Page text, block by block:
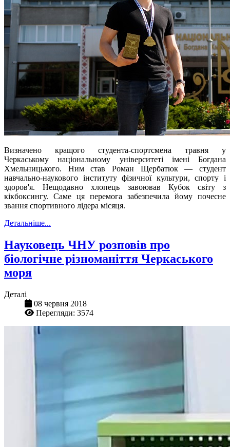
Визначено кращого студента-спортсмена травня у
Черкаському національному університеті імені Богдана
Хмельницького. Ним став Роман Щербатюк — студент
навчально-наукового інститутуфізичної культури, спорту і
здоров'я.Нещодавно хлопець завоював Кубок світу з
кікбоксингу. Саме ця перемога забезпечила йому почесне
звання спортивного лідера місяця.
Детальніше...
Науковець ЧНУ розповів про
біологічне різноманіття Черкаського
моря
Деталі
08 червня 2018
Перегляди: 3574